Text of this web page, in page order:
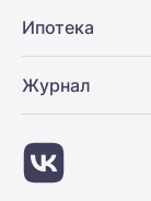
Ипотека
Журнал